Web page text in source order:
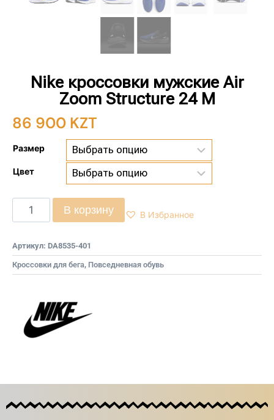
Nike кроссовки мужские Air
Zoom Structure 24 M
86 900 KZT
Размер
Цвет
В корзину В Избранное
Артикул: DA8535-401
Кроссовки для бега, Повседневная обувь